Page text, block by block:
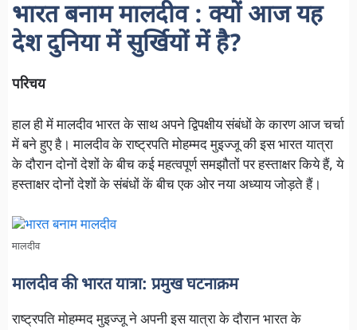
भारत बनाम मालदीव : क्यों आज यह
देश दुनिया में सुर्खियों में है?
परिचय
हाल ही में मालदीव भारत के साथ अपने द्विपक्षीय संबंधों के कारण आज चर्चा
में बने हुए है। मालदीव के राष्ट्रपति मोहम्मद मुइज्जू की इस भारत यात्रा
के दौरान दोनों देशों के बीच कई महत्वपूर्ण समझौतों पर हस्ताक्षर किये हैं, ये
हस्ताक्षर दोनों देशों के संबंधों कें बीच एक ओर नया अध्याय जोड़ते हैं।
मालदीव
मालदीव की भारत यात्रा: प्रमुख घटनाक्रम
राष्ट्रपति मोहम्मद मुइज्जू ने अपनी इस यात्रा के दौरान भारत के